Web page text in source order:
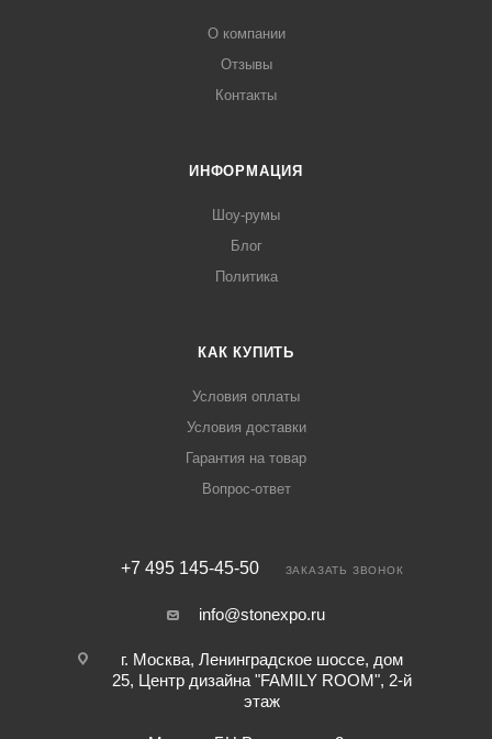
О компании
Отзывы
Контакты
ИНФОРМАЦИЯ
Шоу-румы
Блог
Политика
КАК КУПИТЬ
Условия оплаты
Условия доставки
Гарантия на товар
Вопрос-ответ
+7 495 145-45-50 ЗАКАЗАТЬ ЗВОНОК
info@stonexpo.ru
г. Москва, Ленинградское шоссе, дом
25, Центр дизайна "FAMILY ROOM", 2-й
этаж